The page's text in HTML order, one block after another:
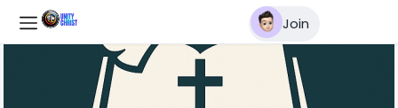
Join